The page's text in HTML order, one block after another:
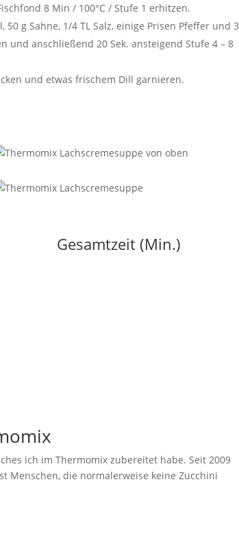
8 Min / 100°C / Stufe 1 erhitzen.
g Sahne, 1/4 TL Salz, einige Prisen Pfeffer und 3
und anschließend 20 Sek. ansteigend Stufe 4 – 8
und etwas frischem Dill garnieren.
Gesamtzeit (Min.)
ich im Thermomix zubereitet habe. Seit 2009
Menschen, die normalerweise keine Zucchini